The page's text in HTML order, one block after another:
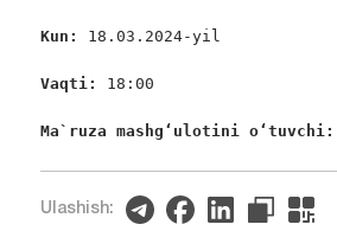
Kun: 18.03.2024-yil
Vaqti: 18:00
Ma`ruza mashgʻulotini oʻtuvchi:
Ulashish: